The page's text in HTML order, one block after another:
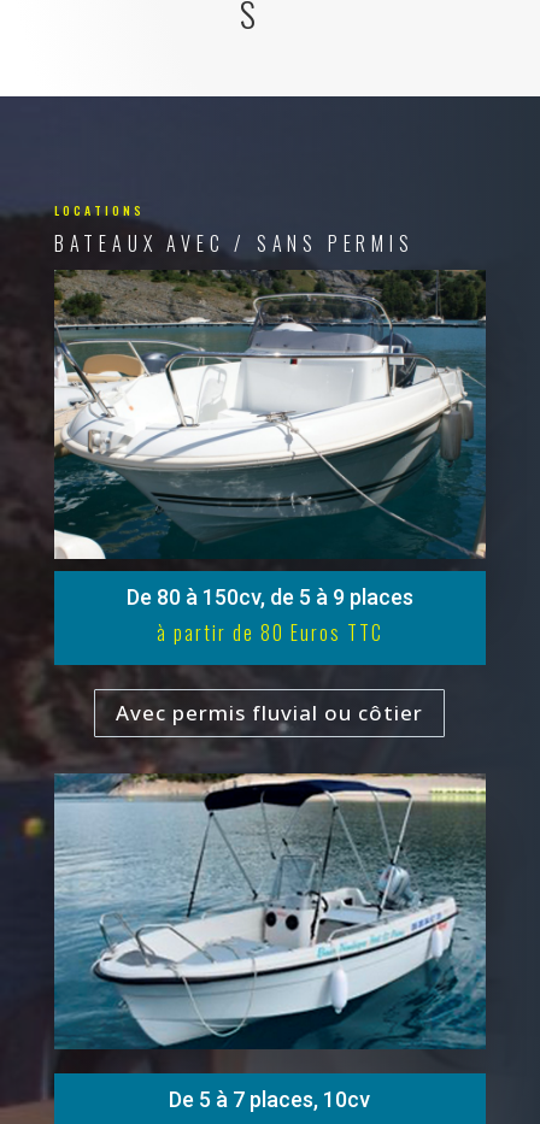
S
LOCATIONS
BATEAUX AVEC / SANS PERMIS
De 80 à 150cv, de 5 à 9 places
à partir de 80 Euros TTC
Avec permis fluvial ou côtier
De 5 à 7 places, 10cv